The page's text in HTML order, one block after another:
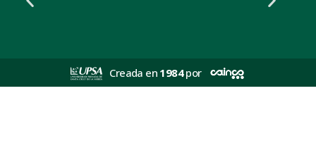
Creada en 1984por